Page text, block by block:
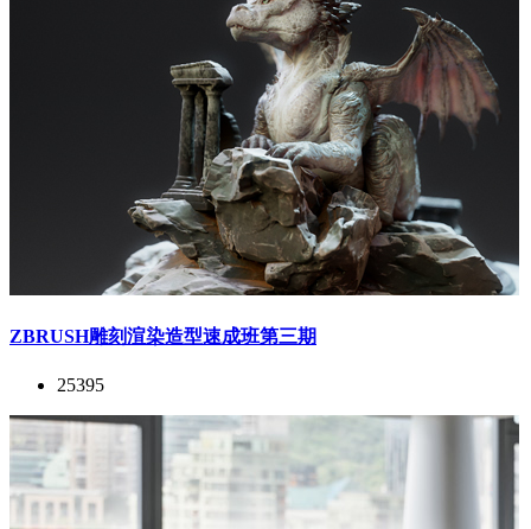
ZBRUSH雕刻渲染造型速成班第三期
25395